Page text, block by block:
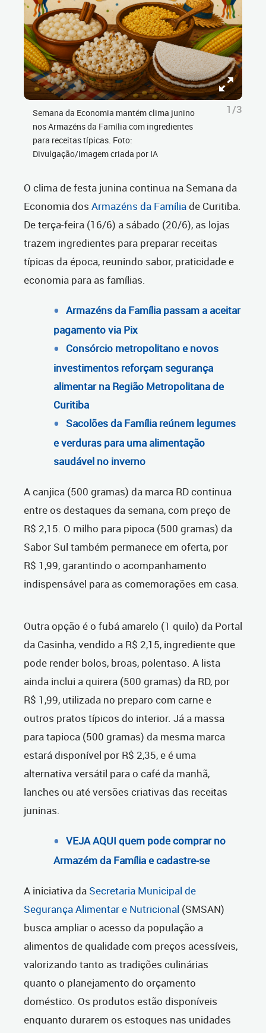
Semana da Economia mantém clima junino
nos Armazéns da Família com ingredientes
para receitas típicas. Foto:
Divulgação/imagem criada por IA
1/3
O clima de festa junina continua na Semana da
Economia dos Armazéns da Famíliade Curitiba.
De terça-feira (16/6) a sábado (20/6), as lojas
trazem ingredientes para preparar receitas
típicas da época, reunindo sabor, praticidade e
economia para as famílias.
Armazéns da Família passam a aceitar
pagamento via Pix
Consórcio metropolitano e novos
investimentos reforçam segurança
alimentar na Região Metropolitana de
Curitiba
Sacolões da Família reúnem legumes
e verduras para uma alimentação
saudável no inverno
A canjica (500 gramas) da marca RD continua
entre os destaques da semana, com preço de
R$ 2,15. O milho para pipoca (500 gramas) da
Sabor Sul também permanece em oferta, por
R$ 1,99, garantindo o acompanhamento
indispensável para as comemorações em casa.
Outra opção é o fubá amarelo (1 quilo) da Portal
da Casinha, vendido a R$ 2,15, ingrediente que
pode render bolos, broas, polentaso. A lista
ainda inclui a quirera (500 gramas) da RD, por
R$ 1,99, utilizada no preparo com carne e
outros pratos típicos do interior. Já a massa
para tapioca (500 gramas) da mesma marca
estará disponível por R$ 2,35, e é uma
alternativa versátil para o café da manhã,
lanches ou até versões criativas das receitas
juninas.
VEJA AQUI quem pode comprar no
Armazém da Família e cadastre-se
A iniciativa da Secretaria Municipal de
Segurança Alimentar e Nutricional (SMSAN)
busca ampliar o acesso da população a
alimentos de qualidade com preços acessíveis,
valorizando tanto as tradições culinárias
quanto o planejamento do orçamento
doméstico. Os produtos estão disponíveis
enquanto durarem os estoques nas unidades